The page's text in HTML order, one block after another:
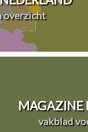
overzicht
MAGAZINE
vakblad